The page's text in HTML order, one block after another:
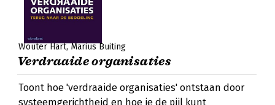
Wouter Hart Marius Buiting
Verdraaide organisaties
Toont hoe 'verdraaide organisaties' ontstaan door
systeemgerichtheid en hoe je de pijl kunt